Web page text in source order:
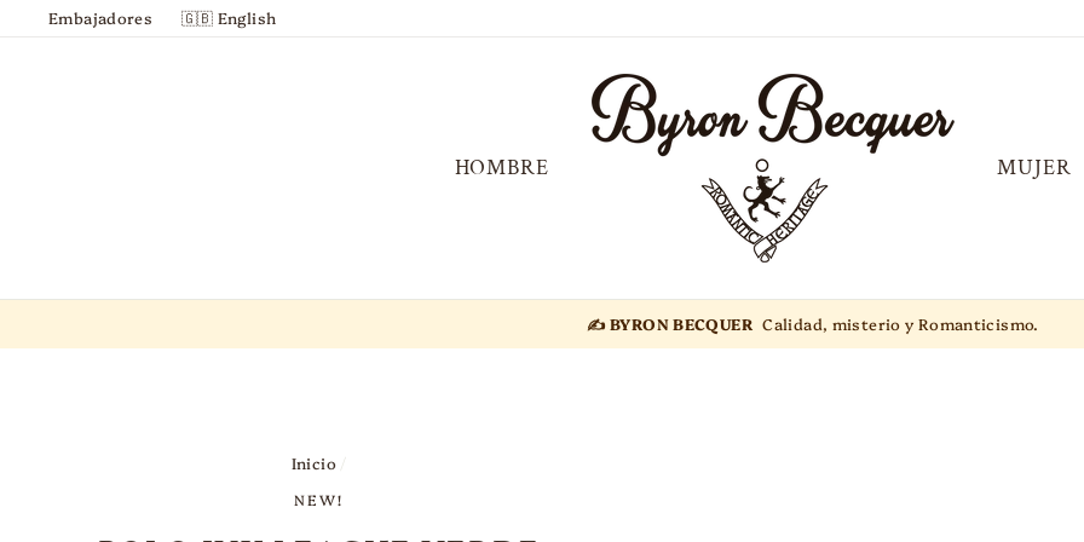
Embajadores 🇬🇧 English
HOMBRE MUJER
✍️ BYRON BECQUER Calidad, misterio y Romanticismo.
Inicio /
NEW!